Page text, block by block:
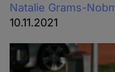
Natalie Grams-
10.11.2021